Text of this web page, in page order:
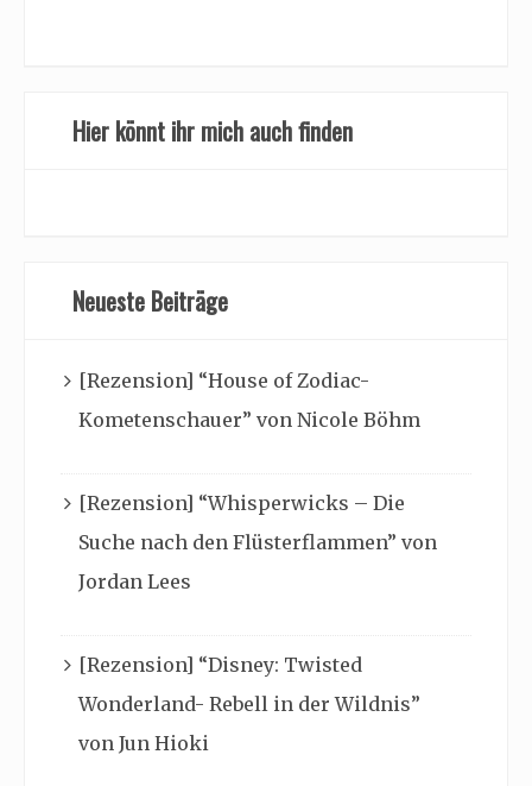
Hier könnt ihr mich auch finden
Neueste Beiträge
[Rezension] “House of Zodiac-
Kometenschauer” von Nicole Böhm
[Rezension] “Whisperwicks – Die
Suche nach den Flüsterflammen” von
Jordan Lees
[Rezension] “Disney: Twisted
Wonderland- Rebell in der Wildnis”
von Jun Hioki